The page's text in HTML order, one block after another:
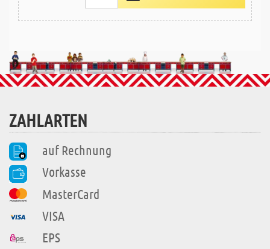
ZAHLARTEN
auf Rechnung
Vorkasse
MasterCard
VISA
EPS